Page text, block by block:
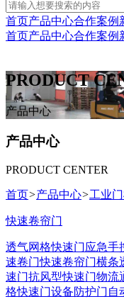
首页产品中心合作案例
首页产品中心合作案例
PRODUCT
产品中心
产品中心
PRODUCT CENTER
首页>产品中心>工业
快速卷帘门
透气网格快速门应急手
速卷门快速卷帘门横条
速门抗风型快速门物流
格快速门设备防护门 自